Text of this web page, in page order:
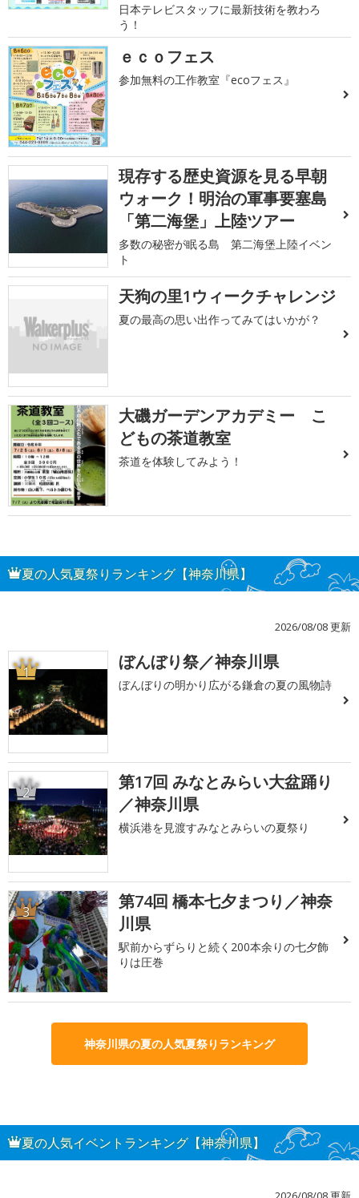
日本テレビスタッフに最新技術を教わろ
う！
ｅｃｏフェス
参加無料の工作教室『ecoフェス』
現存する歴史資源を見る早朝
ウォーク！明治の軍事要塞島
「第二海堡」上陸ツアー
多数の秘密が眠る島 第二海堡上陸イベン
ト
天狗の里1ウィークチャレンジ
夏の最高の思い出作ってみてはいかが？
大磯ガーデンアカデミー こ
どもの茶道教室
茶道を体験してみよう！
夏の人気夏祭りランキング【神奈川県】
2026/08/08 更新
1 ぼんぼり祭／神奈川県
ぼんぼりの明かり広がる鎌倉の夏の風物詩
2
第17回 みなとみらい大盆踊り
／神奈川県
横浜港を見渡すみなとみらいの夏祭り
3
第74回 橋本七夕まつり／神奈
川県
駅前からずらりと続く200本余りの七夕飾
りは圧巻
神奈川県の夏の人気夏祭りランキング
夏の人気イベントランキング【神奈川県】